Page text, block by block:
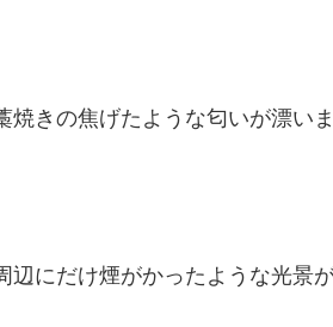
きの焦げたような匂いが漂いま
にだけ煙がかったような光景が